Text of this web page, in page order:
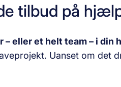
tilbud på
eller et helt team – i din
Uanset om det